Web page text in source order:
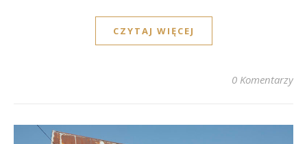
CZYTAJ WIĘCEJ
0 Komentarzy